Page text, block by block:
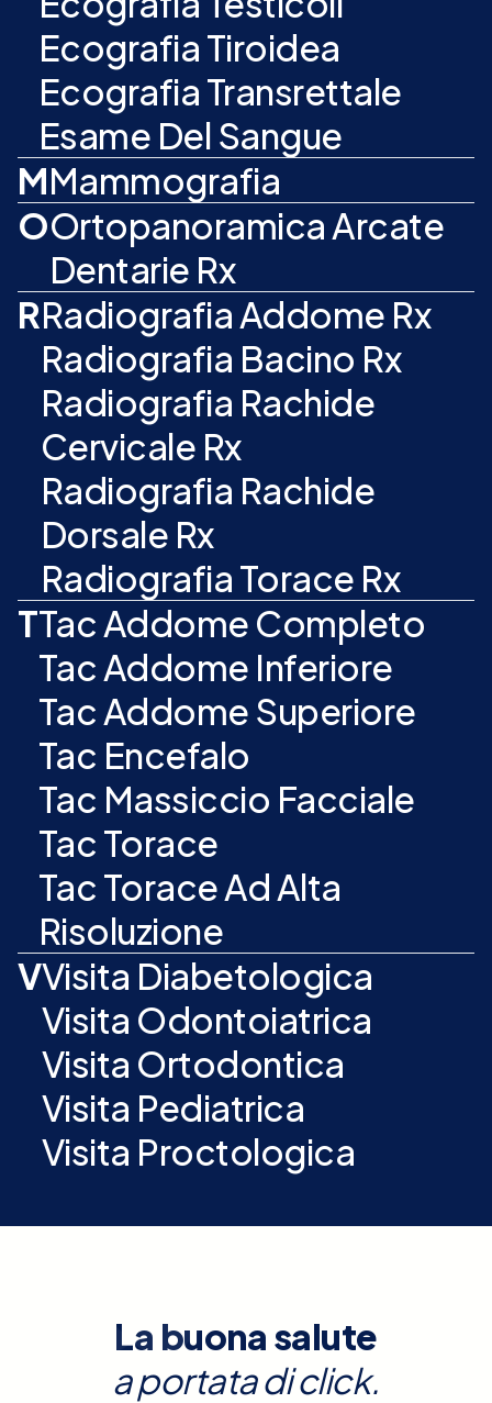
Ecografia Tiroidea
Ecografia Transrettale
Esame Del Sangue
MMammografia
OOrtopanoramica Arcate
Dentarie Rx
RRadiografia Addome Rx
Radiografia Bacino Rx
Radiografia Rachide
Cervicale Rx
Radiografia Rachide
Dorsale Rx
Radiografia Torace Rx
TTac Addome Completo
Tac Addome Inferiore
Tac Addome Superiore
Tac Encefalo
Tac Massiccio Facciale
Tac Torace
Tac Torace Ad Alta
Risoluzione
VVisita Diabetologica
Visita Odontoiatrica
Visita Ortodontica
Visita Pediatrica
Visita Proctologica
La buona salute
a portata di click.